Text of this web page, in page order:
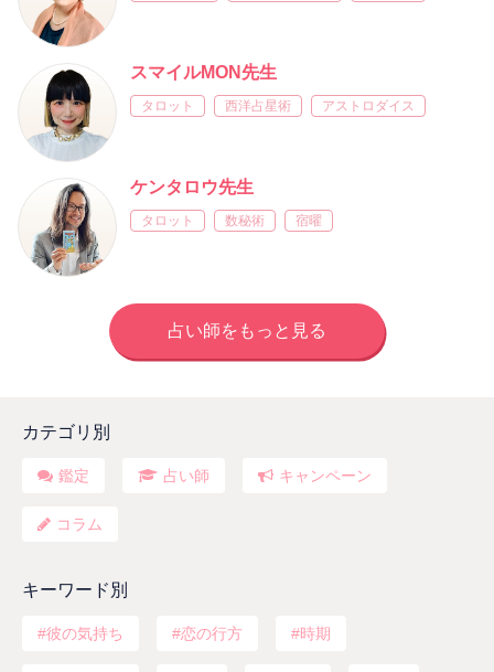
スマイルMON先生
タロット 西洋占星術 アストロダイス
ケンタロウ先生
タロット 数秘術 宿曜
占い師をもっと見る
カテゴリ別
鑑定 占い師 キャンペーン
コラム
キーワード別
彼の気持ち 恋の行方 時期